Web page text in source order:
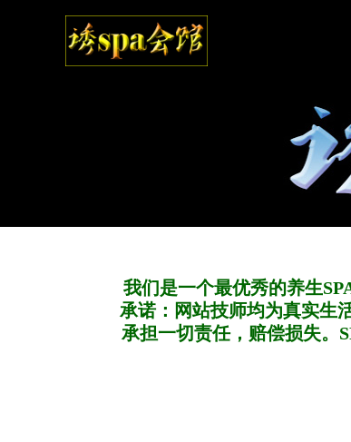
我们是一个最优秀的养生
承诺：网站技师均为真实生
承担一切责任，赔偿损失。